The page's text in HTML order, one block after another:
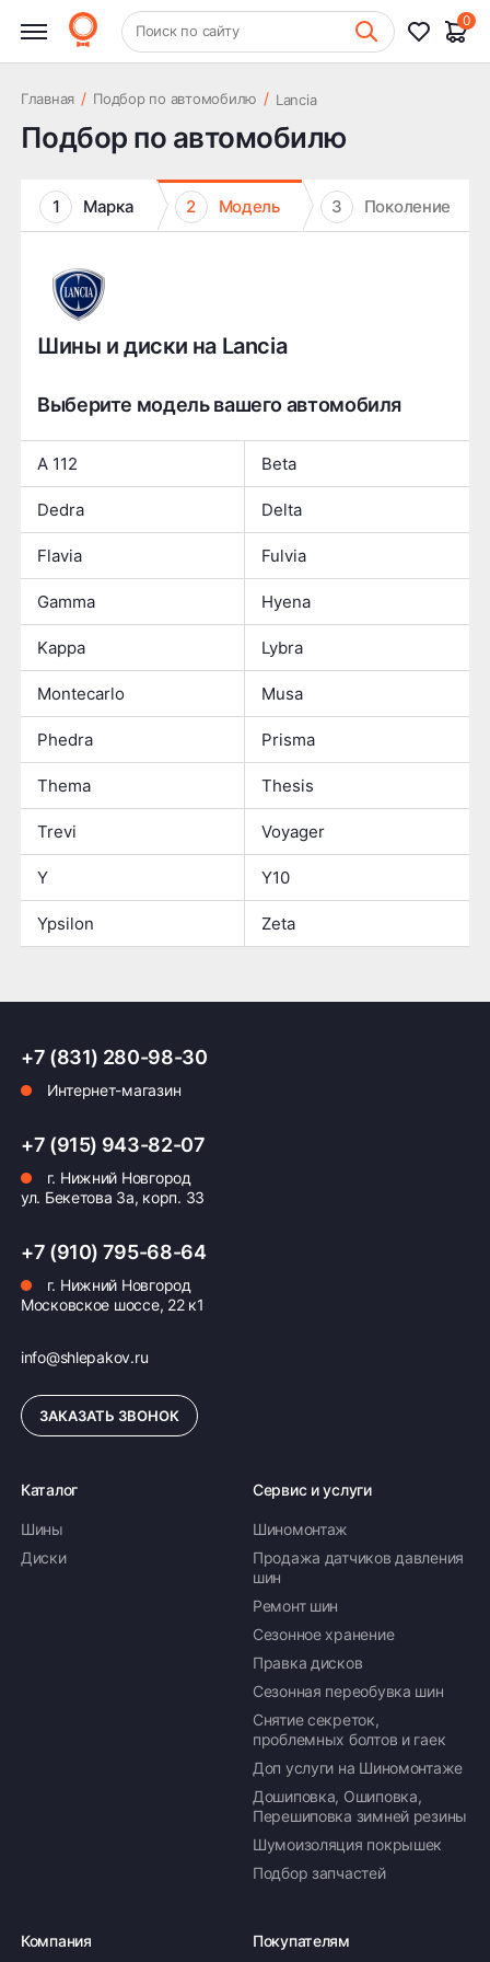
+7 (831) 261-35-35 Шиномонтаж
Поиск по сайту
0
Главная / Подбор по автомобилю / Lancia
Подбор по автомобилю
1 Марка 2 Модель 3 Поколение
Шины и диски на Lancia
Выберите модель вашего автомобиля
A 112 Beta
Dedra Delta
Flavia Fulvia
Gamma Hyena
Kappa Lybra
Montecarlo Musa
Phedra Prisma
Thema Thesis
Trevi Voyager
Y Y10
Ypsilon Zeta
+7 (831) 280-98-30
Интернет-магазин
+7 (915) 943-82-07
г. Нижний Новгород
ул. Бекетова 3а, корп. 33
+7 (910) 795-68-64
г. Нижний Новгород
Московское шоссе, 22 к1
info@shlepakov.ru
ЗАКАЗАТЬ ЗВОНОК
Каталог
Шины
Диски
Сервис и услуги
Шиномонтаж
Продажа датчиков давления
шин
Ремонт шин
Сезонное хранение
Правка дисков
Сезонная переобувка шин
Снятие секреток,
проблемных болтов и гаек
Доп услуги на Шиномонтаже
Дошиповка, Ошиповка,
Перешиповка зимней резины
Шумоизоляция покрышек
Подбор запчастей
Компания Покупателям